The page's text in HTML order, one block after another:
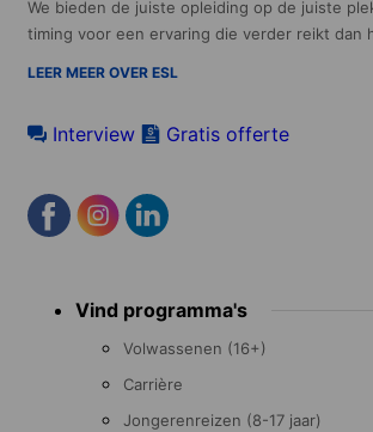
We bieden de juiste opleiding op de juiste
timing voor een ervaring die verder reikt dan
LEER MEER OVER ESL
Interview Gratis offerte
menu Vind programma's
Volwassenen (16+)
Carrière
Jongerenreizen (8-17 jaar)